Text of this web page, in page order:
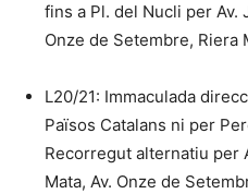
fins a Pl. del Nucli per Av.
Onze de Setembre,
L20/21: Immaculada
Països Catalans ni per
Recorregut alternatiu per
Mata, Av. Onze de